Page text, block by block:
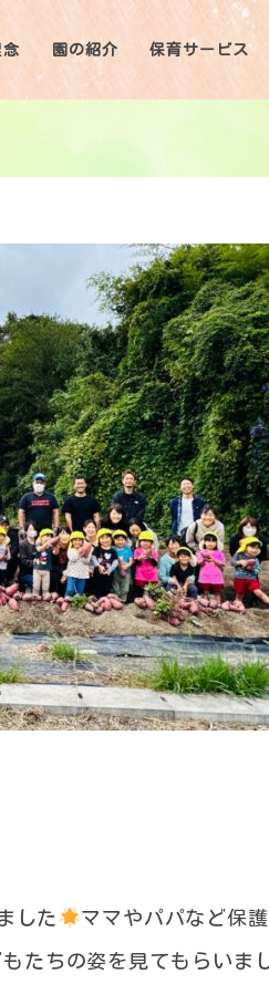
念 園の紹介 保育サービス
した ママやパパなど保
たちの姿を見てもらいま